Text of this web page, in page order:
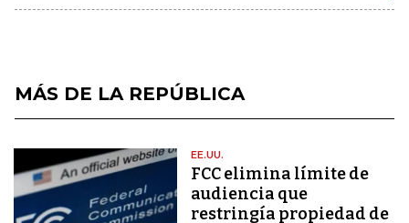
MÁS DE LA REPÚBLICA
EE.UU.
FCC elimina límite de
audiencia que
restringía propiedad de